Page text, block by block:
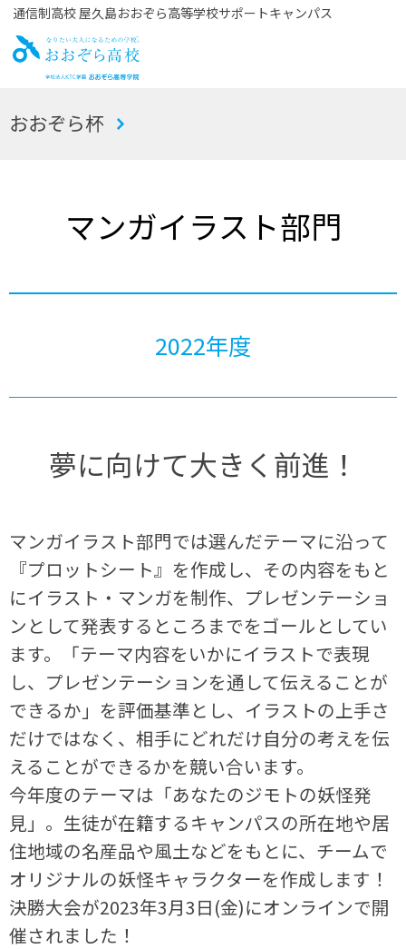
通信制高校 屋久島おおぞら高等学校サポートキャンパス
お
おおぞら杯
マンガイラスト部門
2022年度
夢に向けて大きく前進！
マンガイラスト部門では選んだテーマに沿って
『プロットシート』を作成し、その内容をもと
にイラスト・マンガを制作、プレゼンテーショ
ンとして発表するところまでをゴールとしてい
ます。「テーマ内容をいかにイラストで表現
し、プレゼンテーションを通して伝えることが
できるか」を評価基準とし、イラストの上手さ
だけではなく、相手にどれだけ自分の考えを伝
えることができるかを競い合います。
今年度のテーマは「あなたのジモトの妖怪発
見」。生徒が在籍するキャンパスの所在地や居
住地域の名産品や風土などをもとに、チームで
オリジナルの妖怪キャラクターを作成します！
決勝大会が2023年3月3日(金)にオンラインで開
催されました！